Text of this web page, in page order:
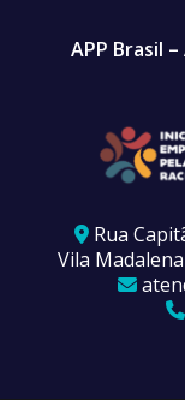
APP Brasil
Rua
Vila